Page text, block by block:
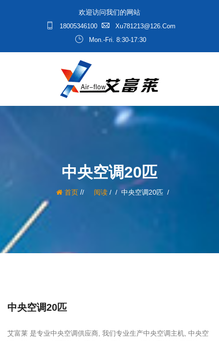
欢迎访问我们的网站
18005346100
Xu781213@126.com
Mon.-Fri. 8:30-17:30
中央空调20匹
首页/ 阅读/ 中央空调20匹
中央空调20匹
艾富莱 是专业中央空调供应商, 我们专业生产中央空调主机, 中央空